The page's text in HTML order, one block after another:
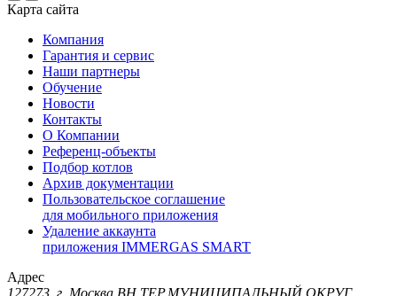
Карта сайта
Компания
Гарантия и сервис
Наши партнеры
Обучение
Новости
Контакты
О Компании
Референц-объекты
Подбор котлов
Архив документации
Пользовательское соглашение
для мобильного приложения
Удаление аккаунта
приложения IMMERGAS SMART
Адрес
127273, г. Москва ВН.ТЕР.МУНИЦИПАЛЬНЫЙ ОКРУГ